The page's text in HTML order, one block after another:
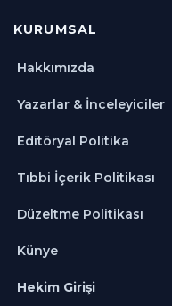
KURUMSAL
Hakkımızda
Yazarlar & İnceleyiciler
Editöryal Politika
Tıbbi İçerik Politikası
Düzeltme Politikası
Künye
Hekim Girişi